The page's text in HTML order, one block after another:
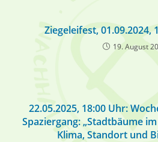
Ziegeleifest, 01.09.2024,
19. August
22.05.2025, 18:00 Uhr:
Spaziergang: „Stadtbäume
Klima, Standort und